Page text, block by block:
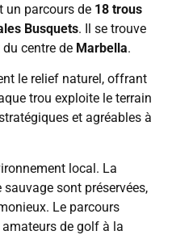
un parcours de 18 trous
Busquets. Il se trouve
centre de Marbella.
le relief naturel, offrant
trou exploite le terrain
et agréables à
local. La
sont préservées,
Le parcours
de golf à la